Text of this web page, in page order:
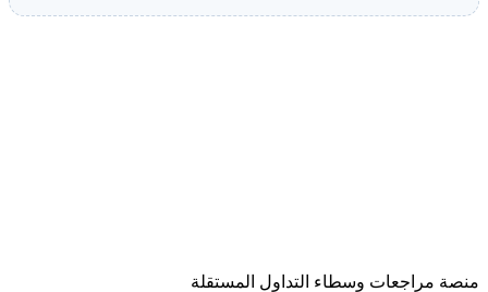
منصة مراجعات وسطاء التداول المستقلة